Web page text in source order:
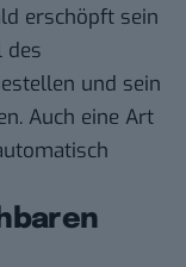
erschöpft sein
des
und sein
Auch eine Art